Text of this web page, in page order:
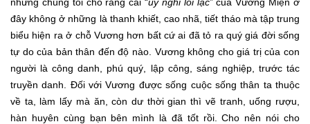
đây không ở những là thanh khiết, cao nhã, tiết tháo mà tập trung
biểu hiện ra ở chỗ Vương hơn bất cứ ai đã tỏ ra quý giá đời sống
tự do của bản thân đến độ nào. Vương không cho giá trị của con
người là công danh, phú quý, lập công, sáng nghiệp, trước tác
truyền danh. Đối với Vương được sống cuộc sống thân ta thuộc
về ta, làm lấy mà ăn, còn dư thời gian thì vẽ tranh, uống rượu,
hàn huyên cùng bạn bên mình là đã tốt rồi. Cho nên nói cho